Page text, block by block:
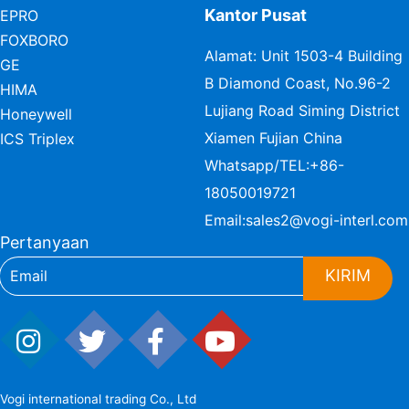
EPRO
FOXBORO
GE
HIMA
Honeywell
ICS Triplex
Kantor Pusat
Alamat: Unit 1503-4 Building
B Diamond Coast, No.96-2
Lujiang Road Siming District
Xiamen Fujian China
Whatsapp/TEL:+86-
18050019721
Email:sales2@vogi-interl.com
Pertanyaan
KIRIM
Vogi international trading Co., Ltd